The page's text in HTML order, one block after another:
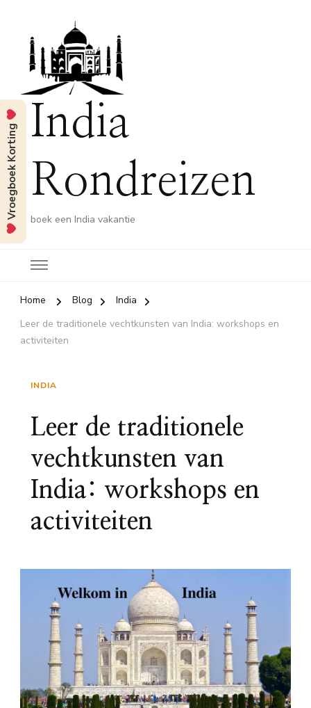
India
Rondreizen
boek een India vakantie
Home Blog
India
Leer de traditionele vechtkunsten van India: workshops en
activiteiten
INDIA
Leer de traditionele
vechtkunsten van
India: workshops en
activiteiten
Vroegboek Korting